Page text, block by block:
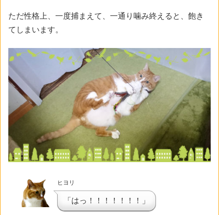
ただ性格上、一度捕まえて、一通り噛み終えると、飽き
てしまいます。
ヒヨリ
「はっ！！！！！！！」